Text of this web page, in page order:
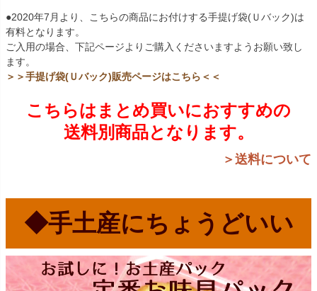
●2020年7月より、こちらの商品にお付けする手提げ袋(Ｕバック)は
有料となります。
ご入用の場合、下記ページよりご購入くださいますようお願い致し
ます。
＞＞手提げ袋(Ｕバック)販売ページはこちら＜＜
こちらはまとめ買いにおすすめの
送料別商品となります。
＞送料について
◆手土産にちょうどいい